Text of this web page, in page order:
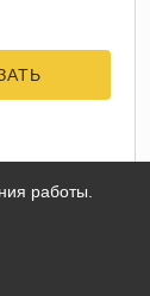
работы.